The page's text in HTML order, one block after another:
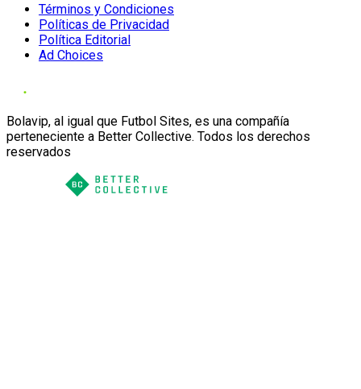
Términos y Condiciones
Políticas de Privacidad
Política Editorial
Ad Choices
Bolavip, al igual que Futbol Sites, es una compañía
perteneciente a Better Collective. Todos los derechos
reservados